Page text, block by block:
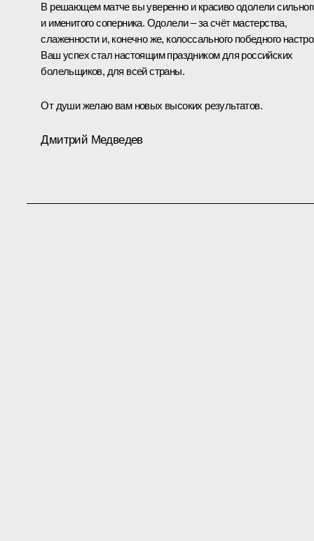
В решающем матче вы уверенно и красиво одолели
и именитого соперника. Одолели – за счёт мастерства,
слаженности и, конечно же, колоссального победного
Ваш успех стал настоящим праздником для российских
болельщиков, для всей страны.
От души желаю вам новых высоких результатов.
Дмитрий Медведев